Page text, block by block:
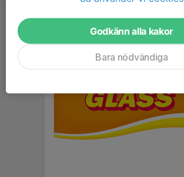
Godkänn alla kakor
Bara nödvändiga